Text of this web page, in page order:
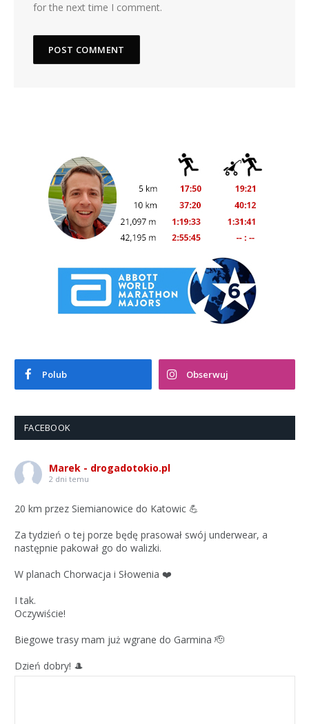
for the next time I comment.
Polub Obserwuj
FACEBOOK
Marek - drogadotokio.pl
2 dni temu
20 km przez Siemianowice do Katowic 💪
Za tydzień o tej porze będę prasował swój underwear, a
następnie pakował go do walizki.
W planach Chorwacja i Słowenia ❤️
I tak.
Oczywiście!
Biegowe trasy mam już wgrane do Garmina 🫡
Dzień dobry! 🎩